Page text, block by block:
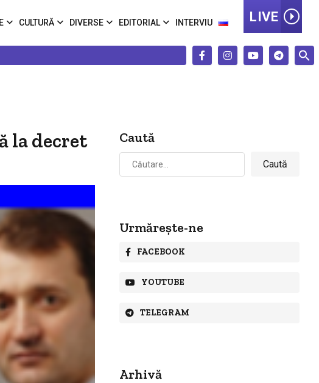
CULTURĂ DIVERSE EDITORIAL INTERVIU LIVE
la decret Caută
Caută
după:
Urmărește-ne
FACEBOOK
YOUTUBE
TELEGRAM
Arhivă